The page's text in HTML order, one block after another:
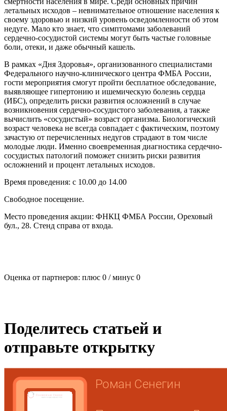
летальных исходов – невнимательное отношение населения к
своему здоровью и низкий уровень осведомленности об этом
недуге. Мало кто знает, что симптомами заболеваний
сердечно-сосудистой системы могут быть частые головные
боли, отеки, и даже обычный кашель.
В рамках «Дня Здоровья», организованного специалистами
Федерального научно-клинического центра ФМБА России,
гости мероприятия смогут пройти бесплатное обследование,
выявляющее гипертонию и ишемическую болезнь сердца
(ИБС), определить риски развития осложнений в случае
возникновения сердечно-сосудистого заболевания, а также
вычислить «сосудистый» возраст организма. Биологический
возраст человека не всегда совпадает с фактическим, поэтому
зачастую от перечисленных недугов страдают в том числе
молодые люди. Именно своевременная диагностика сердечно-
сосудистых патологий поможет снизить риски развития
осложнений и процент летальных исходов.
Время проведения: с 10.00 до 14.00
Свободное посещение.
Место проведения акции: ФНКЦ ФМБА России, Ореховый
бул., 28. Стенд справа от входа.
Оценка от партнеров: плюс 0 / минус 0
Поделитесь статьей и
отправьте открытку